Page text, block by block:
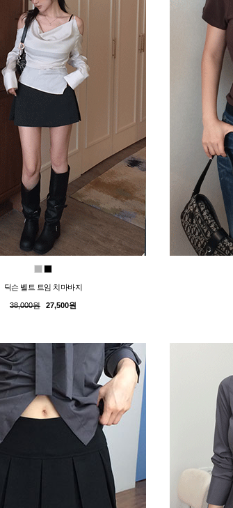
딕슨 벨트 트임 치마바지
38,000원 27,500원